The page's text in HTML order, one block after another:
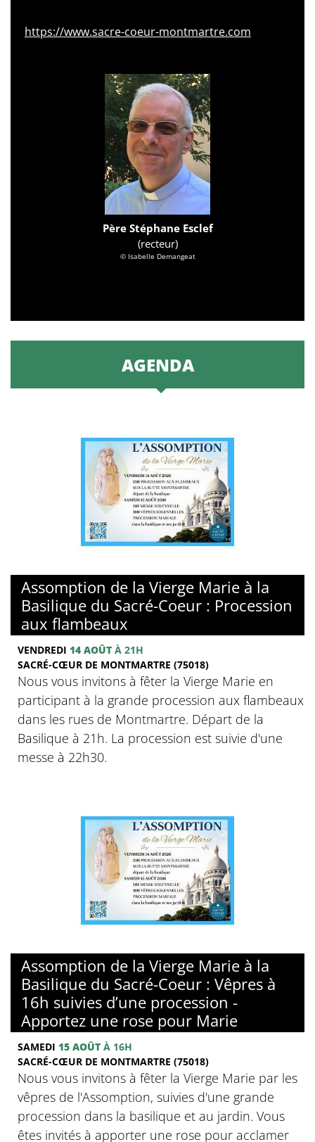
https://www.sacre-coeur-montmartre.com
Père Stéphane Esclef
(recteur)
© Isabelle Demangeat
AGENDA
Assomption de la Vierge Marie à la
Basilique du Sacré-Coeur : Procession
aux flambeaux
VENDREDI 14 AOÛT À 21H
SACRÉ-CŒUR DE MONTMARTRE (75018)
Nous vous invitons à fêter la Vierge Marie en
participant à la grande procession aux flambeaux
dans les rues de Montmartre. Départ de la
Basilique à 21h. La procession est suivie d'une
messe à 22h30.
Assomption de la Vierge Marie à la
Basilique du Sacré-Coeur : Vêpres à
16h suivies d’une procession -
Apportez une rose pour Marie
SAMEDI 15 AOÛT À 16H
SACRÉ-CŒUR DE MONTMARTRE (75018)
Nous vous invitons à fêter la Vierge Marie par les
vêpres de l'Assomption, suivies d'une grande
procession dans la basilique et au jardin. Vous
êtes invités à apporter une rose pour acclamer